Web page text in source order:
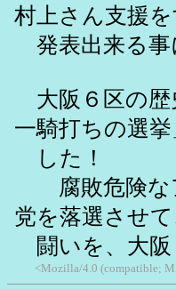
村上さん支援
発表出来る事
大阪６区の歴
一騎打ちの選
した！
腐敗危険な
党を落選させ
闘いを、大阪
<Mozilla/4.0 (compatible;